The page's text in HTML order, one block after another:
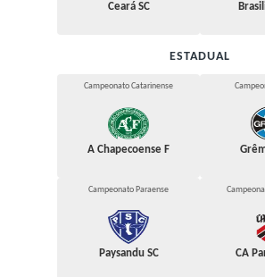
Ceará SC
ESTADUAL
Campeonato Catarinense
A Chapecoense F
Campeonato Paraense
Paysandu SC CA